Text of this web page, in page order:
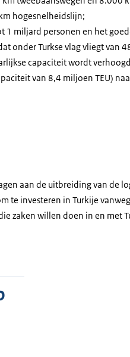
hogesnelheidslijn;
1 miljard personen en het
onder Turkse vlag vliegt van
capaciteit wordt
van 8,4 miljoen TEU)
aan de uitbreiding van de
te investeren in Turkije
zaken willen doen in en met